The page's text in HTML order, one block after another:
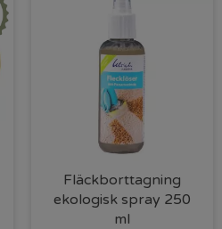
Fläckborttagning
ekologisk spray 250
ml